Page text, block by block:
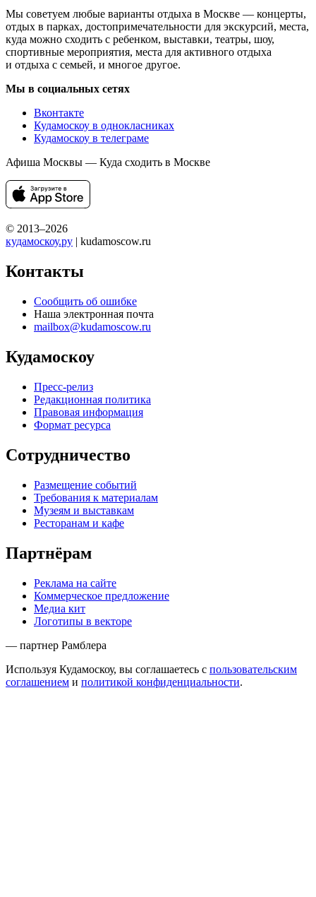
Мы советуем любые варианты отдыха в Москве — концерты,
отдых в парках, достопримечательности для экскурсий, места,
куда можно сходить с ребенком, выставки, театры, шоу,
спортивные мероприятия, места для активного отдыха
и отдыха с семьей, и многое другое.
Мы в социальных сетях
Вконтакте
Кудамоскоу в однокласниках
Кудамоскоу в телеграме
Афиша Москвы — Куда сходить в Москве
© 2013–2026
кудамоскоу.ру | kudamoscow.ru
Контакты
Сообщить об ошибке
Наша электронная почта
mailbox@kudamoscow.ru
Кудамоскоу
Пресс-релиз
Редакционная политика
Правовая информация
Формат ресурса
Сотрудничество
Размещение событий
Требования к материалам
Музеям и выставкам
Ресторанам и кафе
Партнёрам
Реклама на сайте
Коммерческое предложение
Медиа кит
Логотипы в векторе
— партнер Рамблера
Используя Кудамоскоу, вы соглашаетесь с пользовательским
соглашением и политикой конфиденциальности.